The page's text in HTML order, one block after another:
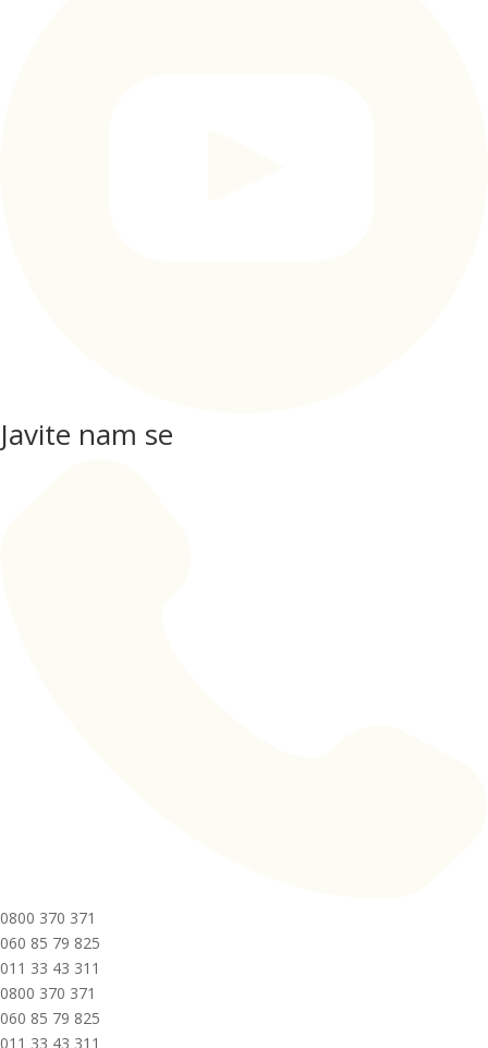
Javite nam se
0800 370 371
060 85 79 825
011 33 43 311
0800 370 371
060 85 79 825
011 33 43 311